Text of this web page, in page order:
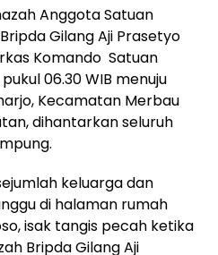
Anggota Satuan
Gilang Aji Prasetyo
Komando Satuan
06.30 WIB menuju
Kecamatan Merbau
dihantarkan seluruh
keluarga dan
di halaman rumah
isak tangis pecah ketika
Bripda Gilang Aji